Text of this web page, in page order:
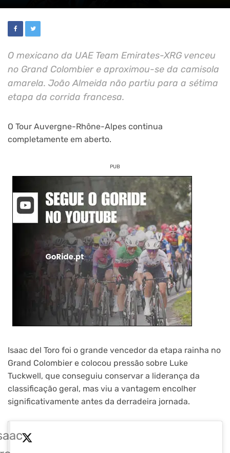
O mexicano da UAE Team Emirates-XRG venceu
no Grand Colombier e aproximou-se da camisola
amarela. João Almeida não partiu para a sétima
etapa da corrida francesa.
O Tour Auvergne-Rhône-Alpes continua
completamente em aberto.
PUB
Isaac del Toro foi o grande vencedor da etapa rainha no
Grand Colombier e colocou pressão sobre Luke
Tuckwell, que conseguiu conservar a liderança da
classificação geral, mas viu a vantagem encolher
significativamente antes da derradeira jornada.